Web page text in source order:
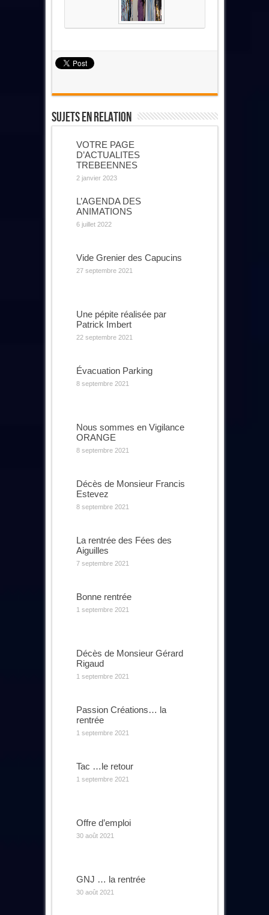
Sujets En Relation
VOTRE PAGE
D’ACTUALITES
TREBEENNES
2 janvier 2023
L’AGENDA DES
ANIMATIONS
6 juillet 2022
Vide Grenier des Capucins
27 septembre 2021
Une pépite réalisée par
Patrick Imbert
22 septembre 2021
Évacuation Parking
8 septembre 2021
Nous sommes en Vigilance
ORANGE
8 septembre 2021
Décès de Monsieur Francis
Estevez
8 septembre 2021
La rentrée des Fées des
Aiguilles
7 septembre 2021
Bonne rentrée
1 septembre 2021
Décès de Monsieur Gérard
Rigaud
1 septembre 2021
Passion Créations… la
rentrée
1 septembre 2021
Tac …le retour
1 septembre 2021
Offre d’emploi
30 août 2021
GNJ … la rentrée
30 août 2021